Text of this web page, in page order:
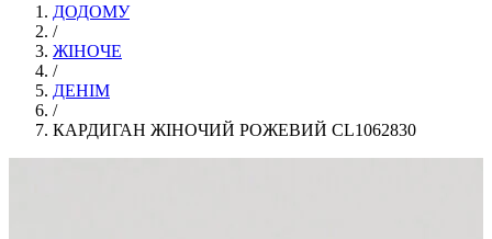
ДОДОМУ
/
ЖІНОЧЕ
/
ДЕНІМ
/
КАРДИГАН ЖІНОЧИЙ РОЖЕВИЙ CL1062830